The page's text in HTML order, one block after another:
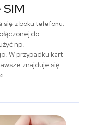
się z boku telefonu.
do
np.
W przypadku kart
znajduje się